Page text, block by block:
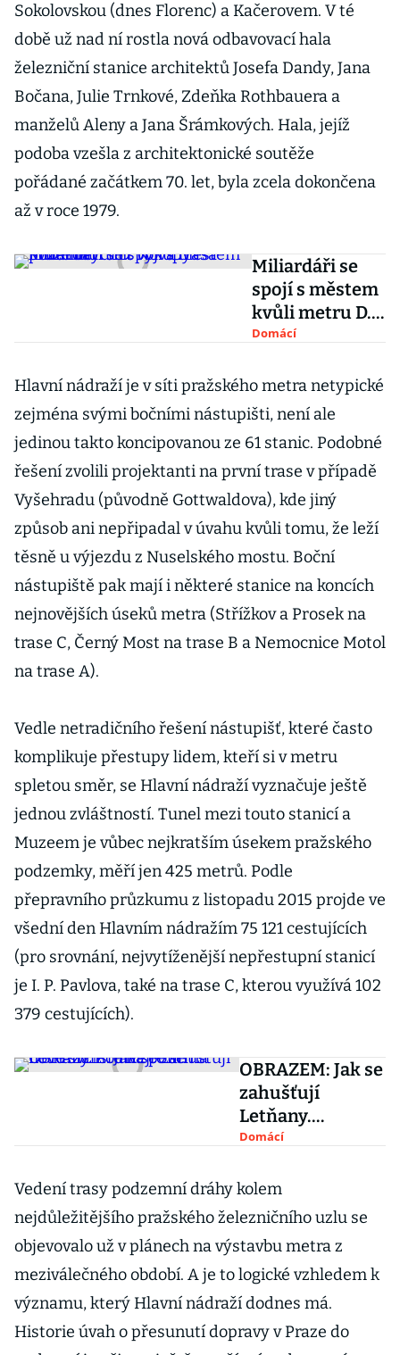
Sokolovskou (dnes Florenc) a Kačerovem. V té
době už nad ní rostla nová odbavovací hala
železniční stanice architektů Josefa Dandy, Jana
Bočana, Julie Trnkové, Zdeňka Rothbauera a
manželů Aleny a Jana Šrámkových. Hala, jejíž
podoba vzešla z architektonické soutěže
pořádané začátkem 70. let, byla zcela dokončena
až v roce 1979.
Miliardáři se
spojí s městem
kvůli metru D.
Nová trasa
výkupy
pozemků
Domácí
Hlavní nádraží je v síti pražského metra netypické
zejména svými bočními nástupišti, není ale
jedinou takto koncipovanou ze 61 stanic. Podobné
řešení zvolili projektanti na první trase v případě
Vyšehradu (původně Gottwaldova), kde jiný
způsob ani nepřipadal v úvahu kvůli tomu, že leží
těsně u výjezdu z Nuselského mostu. Boční
nástupiště pak mají i některé stanice na koncích
nejnovějších úseků metra (Střížkov a Prosek na
trase C, Černý Most na trase B a Nemocnice Motol
na trase A).
Vedle netradičního řešení nástupišť, které často
komplikuje přestupy lidem, kteří si v metru
spletou směr, se Hlavní nádraží vyznačuje ještě
jednou zvláštností. Tunel mezi touto stanicí a
Muzeem je vůbec nejkratším úsekem pražského
podzemky, měří jen 425 metrů. Podle
přepravního průzkumu z listopadu 2015 projde ve
všední den Hlavním nádražím 75 121 cestujících
(pro srovnání, nejvytíženější nepřestupní stanicí
je I. P. Pavlova, také na trase C, kterou využívá 102
379 cestujících).
OBRAZEM: Jak se
zahušťují
Letňany.
Podívejte se na
polích
Domácí
Vedení trasy podzemní dráhy kolem
nejdůležitějšího pražského železničního uzlu se
objevovalo už v plánech na výstavbu metra z
meziválečného období. A je to logické vzhledem k
významu, který Hlavní nádraží dodnes má.
Historie úvah o přesunutí dopravy v Praze do